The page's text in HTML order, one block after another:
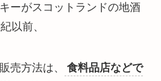
ーがスコットランドの地酒
以前、
売方法は、
食料品店などで